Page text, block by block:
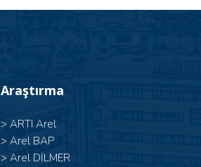
Araştırma
> ARTI Arel
> Arel BAP
> Arel DİLMER